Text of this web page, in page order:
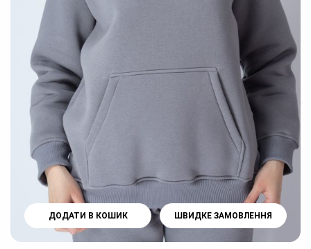
ДОДАТИ В КОШИК ШВИДКЕ ЗАМОВЛЕННЯ